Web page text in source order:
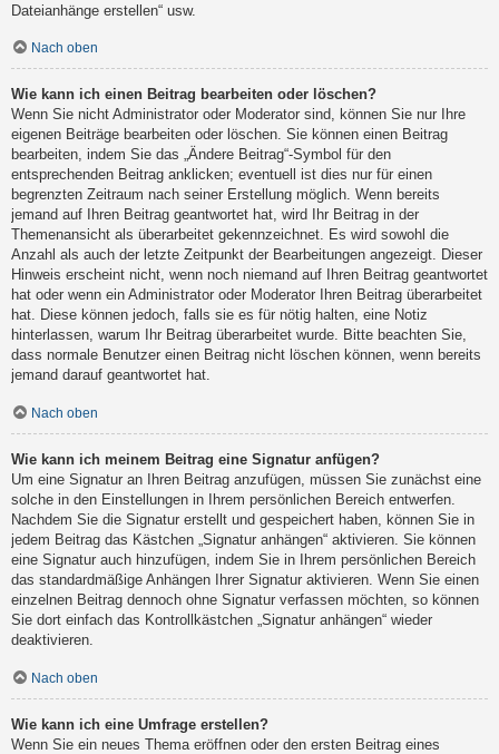
Dateianhänge erstellen“ usw.
Nach oben
Wie kann ich einen Beitrag bearbeiten oder löschen?
Wenn Sie nicht Administrator oder Moderator sind, können Sie nur Ihre
eigenen Beiträge bearbeiten oder löschen. Sie können einen Beitrag
bearbeiten, indem Sie das „Ändere Beitrag“-Symbol für den
entsprechenden Beitrag anklicken; eventuell ist dies nur für einen
begrenzten Zeitraum nach seiner Erstellung möglich. Wenn bereits
jemand auf Ihren Beitrag geantwortet hat, wird Ihr Beitrag in der
Themenansicht als überarbeitet gekennzeichnet. Es wird sowohl die
Anzahl als auch der letzte Zeitpunkt der Bearbeitungen angezeigt. Dieser
Hinweis erscheint nicht, wenn noch niemand auf Ihren Beitrag geantwortet
hat oder wenn ein Administrator oder Moderator Ihren Beitrag überarbeitet
hat. Diese können jedoch, falls sie es für nötig halten, eine Notiz
hinterlassen, warum Ihr Beitrag überarbeitet wurde. Bitte beachten Sie,
dass normale Benutzer einen Beitrag nicht löschen können, wenn bereits
jemand darauf geantwortet hat.
Nach oben
Wie kann ich meinem Beitrag eine Signatur anfügen?
Um eine Signatur an Ihren Beitrag anzufügen, müssen Sie zunächst eine
solche in den Einstellungen in Ihrem persönlichen Bereich entwerfen.
Nachdem Sie die Signatur erstellt und gespeichert haben, können Sie in
jedem Beitrag das Kästchen „Signatur anhängen“ aktivieren. Sie können
eine Signatur auch hinzufügen, indem Sie in Ihrem persönlichen Bereich
das standardmäßige Anhängen Ihrer Signatur aktivieren. Wenn Sie einen
einzelnen Beitrag dennoch ohne Signatur verfassen möchten, so können
Sie dort einfach das Kontrollkästchen „Signatur anhängen“ wieder
deaktivieren.
Nach oben
Wie kann ich eine Umfrage erstellen?
Wenn Sie ein neues Thema eröffnen oder den ersten Beitrag eines